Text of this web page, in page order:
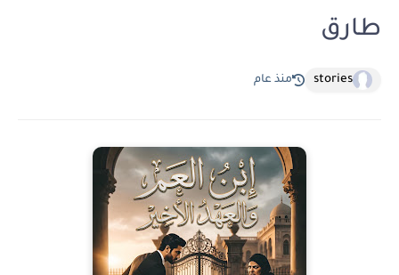
طارق
stories منذ عام